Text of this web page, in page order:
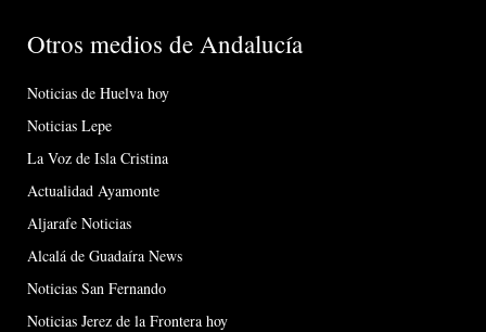
Otros medios de Andalucía
Noticias de Huelva hoy
Noticias Lepe
La Voz de Isla Cristina
Actualidad Ayamonte
Aljarafe Noticias
Alcalá de Guadaíra News
Noticias San Fernando
Noticias Jerez de la Frontera hoy